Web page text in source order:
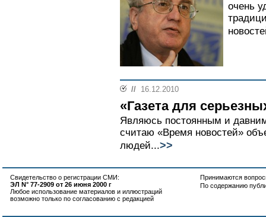
очень
// 16.12.2010
«Газета для
Являюсь постоянным и
считаю «Время новостей»
людей...>>
Свидетельство о регистрации СМИ:
ЭЛ N° 77-2909 от 26 июня 2000 г
Любое использование материалов и иллюстраций
возможно только по согласованию с редакцией
Принимаются
По содержанию